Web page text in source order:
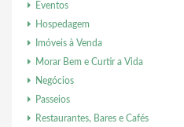
Eventos
Hospedagem
Imóveis à Venda
Morar Bem e Curtir a Vida
Negócios
Passeios
Restaurantes, Bares e Cafés